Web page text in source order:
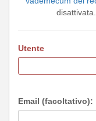
Utente
Email (facoltativo):